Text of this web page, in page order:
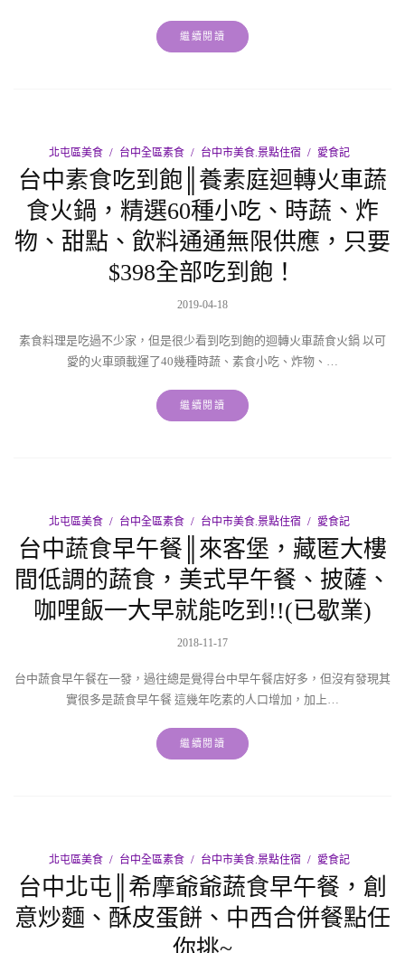
繼續閱讀
北屯區美食 台中全區素食 台中市美食.景點住宿 愛食記
台中素食吃到飽║養素庭迴轉火車蔬
食火鍋，精選60種小吃、時蔬、炸
物、甜點、飲料通通無限供應，只要
$398全部吃到飽！
2019-04-18
素食料理是吃過不少家，但是很少看到吃到飽的迴轉火車蔬食火鍋 以可
愛的火車頭載運了40幾種時蔬、素食小吃、炸物、…
繼續閱讀
北屯區美食 台中全區素食 台中市美食.景點住宿 愛食記
台中蔬食早午餐║來客堡，藏匿大樓
間低調的蔬食，美式早午餐、披薩、
咖哩飯一大早就能吃到!!(已歇業)
2018-11-17
台中蔬食早午餐在一發，過往總是覺得台中早午餐店好多，但沒有發現其
實很多是蔬食早午餐 這幾年吃素的人口增加，加上…
繼續閱讀
北屯區美食 台中全區素食 台中市美食.景點住宿 愛食記
台中北屯║希摩爺爺蔬食早午餐，創
意炒麵、酥皮蛋餅、中西合併餐點任